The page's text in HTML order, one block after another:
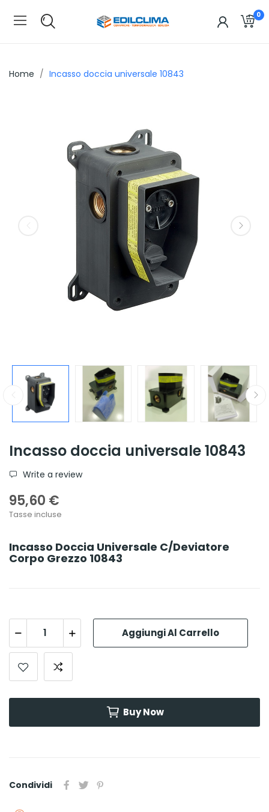
0
Home Incasso doccia universale 10843
Incasso doccia universale 10843
Write a review
95,60 €
Tasse incluse
Incasso Doccia Universale C/deviatore
Corpo Grezzo 10843
Aggiungi Al Carrello
Buy Now
Condividi